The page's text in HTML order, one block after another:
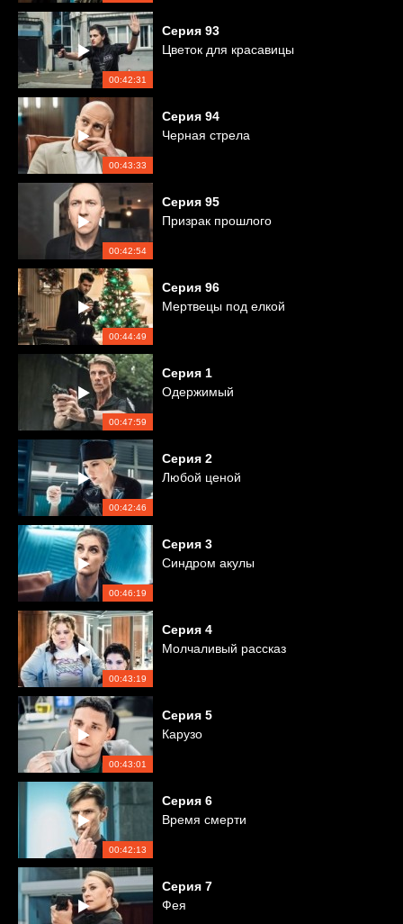
00:42:31
Серия 93
Цветок для красавицы
00:43:33
Серия 94
Черная стрела
00:42:54
Серия 95
Призрак прошлого
00:44:49
Серия 96
Мертвецы под елкой
00:47:59
Серия 1
Одержимый
00:42:46
Серия 2
Любой ценой
00:46:19
Серия 3
Синдром акулы
00:43:19
Серия 4
Молчаливый рассказ
00:43:01
Серия 5
Карузо
00:42:13
Серия 6
Время смерти
Серия 7
Фея